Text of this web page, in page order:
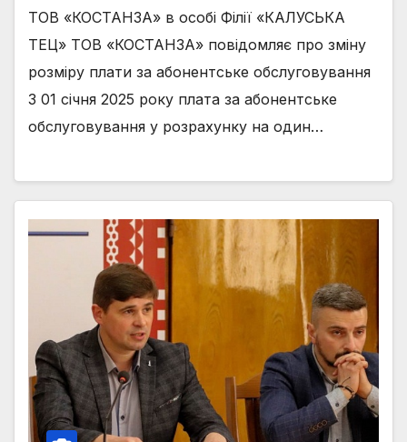
ТОВ «КОСТАНЗА» в особі Філії «КАЛУСЬКА
ТЕЦ» ТОВ «КОСТАНЗА» повідомляє про зміну
розміру плати за абонентське обслуговування
З 01 січня 2025 року плата за абонентське
обслуговування у розрахунку на один…